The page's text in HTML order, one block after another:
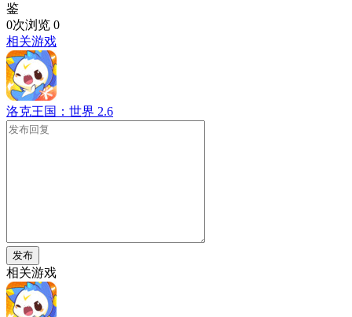
鉴
0次浏览 0
相关游戏
洛克王国：世界 2.6
发布
相关游戏